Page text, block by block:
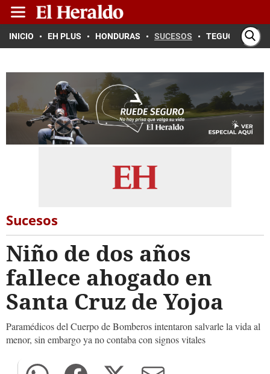
INICIO EH PLUS HONDURAS SUCESOS TEGUCIGALPA
Sucesos
Niño de dos años
fallece ahogado en
Santa Cruz de Yojoa
Paramédicos del Cuerpo de Bomberos intentaron salvarle la vida al
menor, sin embargo ya no contaba con signos vitales